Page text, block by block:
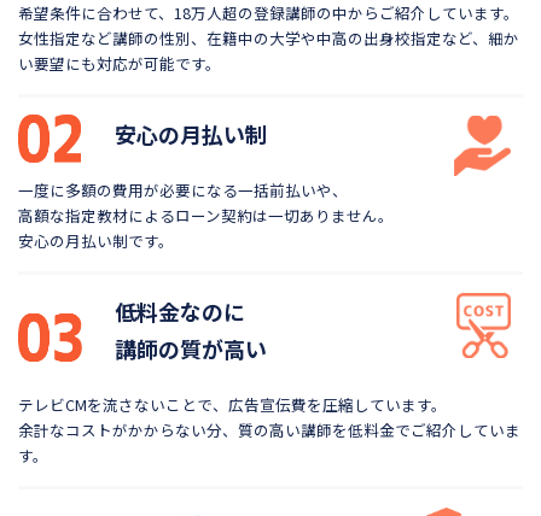
希望条件に合わせて、18万人超の登録講師の中から ご紹介しています。
女性指定など講師の性別、在籍中の大学や中高の出身校指定など、細か
い要望にも対応が可能です。
安心の月払い制
一度に多額の費用が必要になる一括前払いや、
高額な指定教材によるローン契約は一切ありません。
安心の月払い制です。
低料金なのに
講師の質が高い
テレビCMを流さないことで、広告宣伝費を圧縮しています。
余計なコストがかからない分、質の高い講師を低料金でご紹介していま
す。